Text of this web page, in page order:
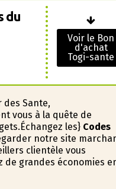
du
Voir le Bon
d'achat
Togi-sante
des Sante,
vous à la quête de
les} Codes
notre site
clientèle vous
de grandes économies